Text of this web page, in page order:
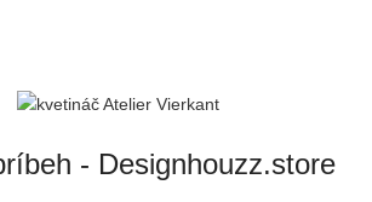
- Designhouzz.store